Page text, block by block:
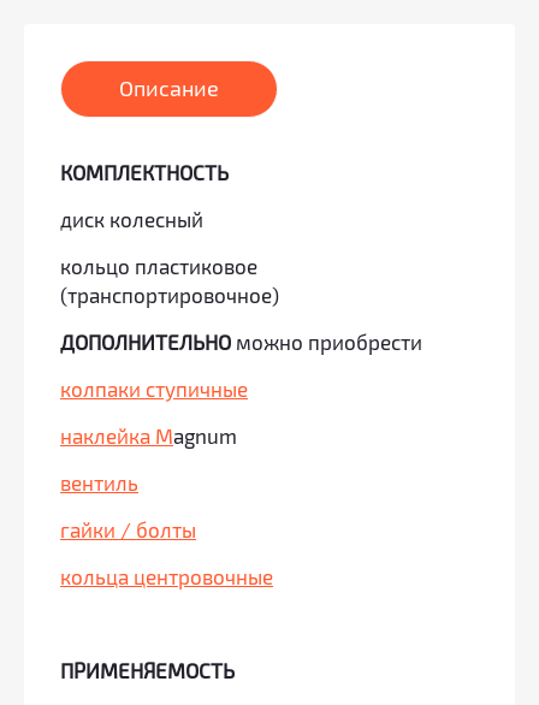
Описание
КОМПЛЕКТНОСТЬ
диск колесный
кольцо пластиковое
(транспортировочное)
ДОПОЛНИТЕЛЬНО можно приобрести
колпаки ступичные
наклейка Magnum
вентиль
гайки / болты
кольца центровочные
ПРИМЕНЯЕМОСТЬ